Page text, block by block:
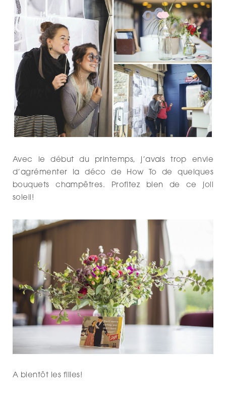
Avec le début du printemps, j’avais trop envie
d’agrémenter la déco de How To de quelques
bouquets champêtres. Profitez bien de ce joli
soleil!
A bientôt les filles!